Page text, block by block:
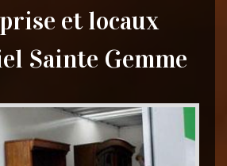
et locaux
Sainte Gemme